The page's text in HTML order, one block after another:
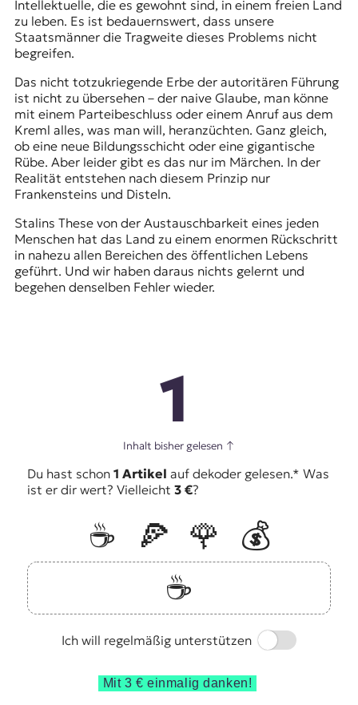
Intellektuelle, die es gewohnt sind, in einem freien Land
zu leben. Es ist bedauernswert, dass unsere
Staatsmänner die Tragweite dieses Problems nicht
begreifen.
Das nicht totzukriegende Erbe der autoritären Führung
ist nicht zu übersehen – der naive Glaube, man könne
mit einem Parteibeschluss oder einem Anruf aus dem
Kreml alles, was man will, heranzüchten. Ganz gleich,
ob eine neue Bildungsschicht oder eine gigantische
Rübe. Aber leider gibt es das nur im Märchen. In der
Realität entstehen nach diesem Prinzip nur
Frankensteins und Disteln.
Stalins These von der Austauschbarkeit eines jeden
Menschenhat das Land zu einem enormen Rückschritt
in nahezu allen Bereichen des öffentlichen Lebens
geführt. Und wir haben daraus nichts gelernt und
begehen denselben Fehler wieder.
1
Inhalt bisher gelesen ↑
Du hast schon 1 Artikel auf dekoder gelesen.* Was
ist er dir wert? Vielleicht 3 €?
☕️ 🍕 🌹
💰
☕️
Ich will regelmäßig unterstützen
Switch
Mit 3 € einmalig danken!